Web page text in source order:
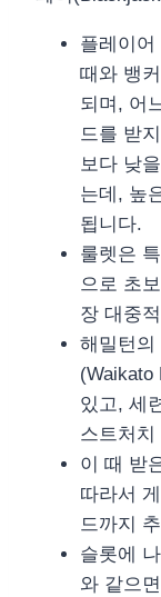
플레이
때와 뱅
되며, 어
드를 받
보다 낮
는데, 높
됩니다.
룰렛은
으로 초
장 대중
해밀턴의
(Waikato
있고, 세
스트처
이 때 받
따라서
드까지
슬롯에
와 같으